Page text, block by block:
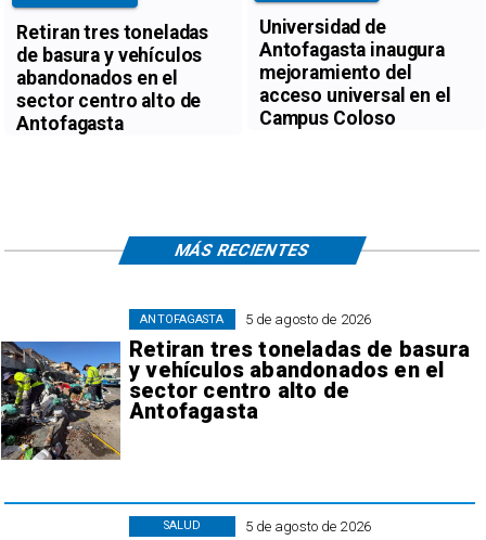
Retiran tres toneladas
de basura y vehículos
abandonados en el
sector centro alto de
Antofagasta
Universidad de
Antofagasta inaugura
mejoramiento del
acceso universal en el
Campus Coloso
5 de agosto de 2026
Retiran tres toneladas de basura
y vehículos abandonados en el
sector centro alto de
Antofagasta
ANTOFAGASTA
5 de agosto de 2026
SALUD
MÁS RECIENTES